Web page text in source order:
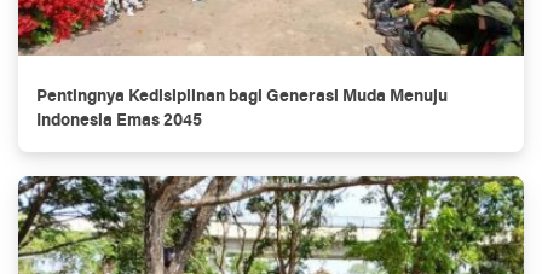
Pentingnya Kedisiplinan bagi Generasi Muda Menuju
Indonesia Emas 2045